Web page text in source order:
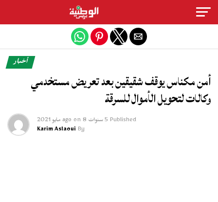
أخبار
أمن مكناس يوقف شقيقين بعد تعريض مستخدمي
وكالات لتحويل الأموال للسرقة
Published 5 سنوات ago on 8 مايو 2021
By
Karim Aslaoui
Exit mobile version